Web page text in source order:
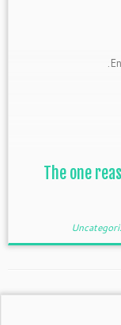
(English) The